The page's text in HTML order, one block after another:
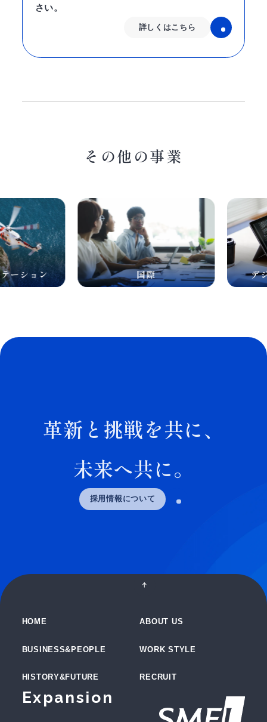
さい。
詳しくはこちら
その他の事業
ション 国際 デジ
革新と挑戦を共に、
未来へ共に。
採用情報について
HOME ABOUT US
BUSINESS&PEOPLE WORK STYLE
HISTORY&FUTURE RECRUIT
Expansion